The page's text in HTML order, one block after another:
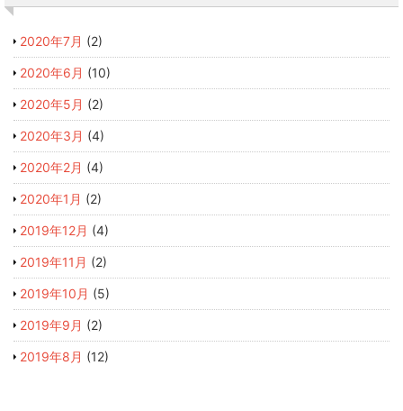
2020年7月 (2)
2020年6月 (10)
2020年5月 (2)
2020年3月 (4)
2020年2月 (4)
2020年1月 (2)
2019年12月 (4)
2019年11月 (2)
2019年10月 (5)
2019年9月 (2)
2019年8月 (12)